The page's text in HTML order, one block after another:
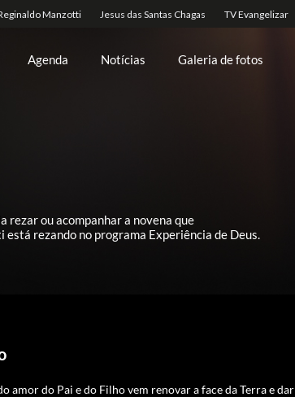
Agenda Notícias Galeria de fotos
rezar ou acompanhar a novena que
rezando no programa Experiência de Deus.
amor do Pai e do Filhovem renovar a face da Terra e dar